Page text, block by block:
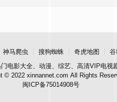
神马爬虫 搜狗蜘蛛 奇虎地图
电影大全、动漫、综艺、高清VIP电视
© 2022 xinnannet.com All Rights
闽ICP备75014908号